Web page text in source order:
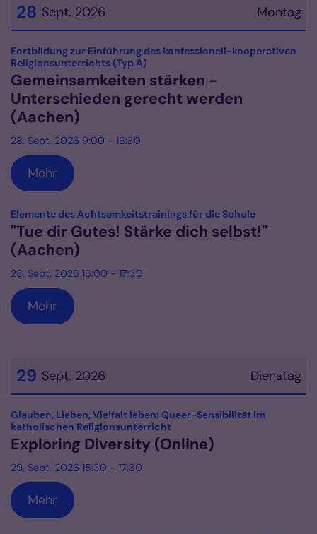
Montag
28 Sept. 2026
Datum: 28. September 2026
Fortbildung zur Einführung des konfessionell-kooperativen
Religionsunterrichts (Typ A)
Gemeinsamkeiten stärken -
Unterschieden gerecht werden
(Aachen)
28. Sept. 2026 9:00 - 16:30
Mehr
Elemente des Achtsamkeitstrainings für die Schule:
"Tue dir Gutes! Stärke dich selbst!"
(Aachen)
28. Sept. 2026 16:00 - 17:30
Mehr
Dienstag
29 Sept. 2026
Datum: 29. September 2026
Glauben, Lieben, Vielfalt leben: Queer-Sensibilität im
katholischen Religionsunterricht:
Exploring Diversity (Online)
29. Sept. 2026 15:30 - 17:30
Mehr